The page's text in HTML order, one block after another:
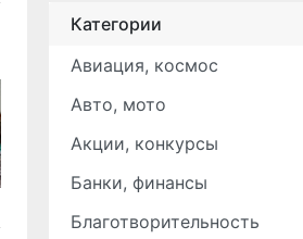
Категории
Авиация, космос
Авто, мото
Акции, конкурсы
Банки, финансы
Благотворительность